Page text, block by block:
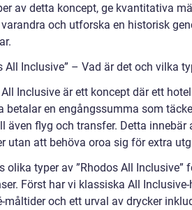
av detta koncept, ge kvantitativa
och utforska en historisk
All Inclusive” – Vad är det och vilka
Inclusive är ett koncept där ett
betalar en engångssumma som
även flyg och transfer. Detta innebär
utan att behöva oroa sig för extra
olika typer av ”Rhodos All
Först har vi klassiska All
och ett urval av drycker